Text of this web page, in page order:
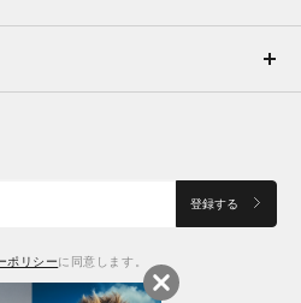
登録する
ポリシーに同意します。